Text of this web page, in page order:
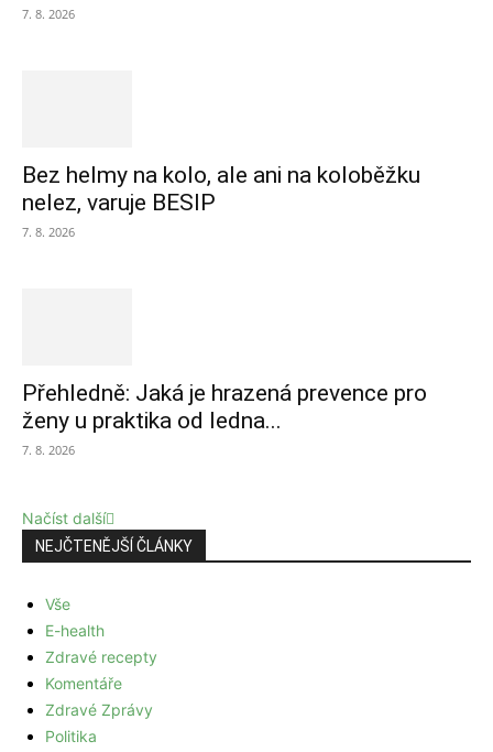
7. 8. 2026
Bez helmy na kolo, ale ani na koloběžku
nelez, varuje BESIP
7. 8. 2026
Přehledně: Jaká je hrazená prevence pro
ženy u praktika od ledna...
7. 8. 2026
Načíst další
NEJČTENĚJŠÍ ČLÁNKY
Vše
E-health
Zdravé recepty
Komentáře
Zdravé Zprávy
Politika